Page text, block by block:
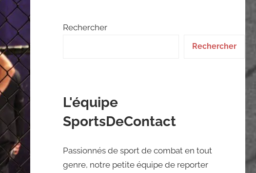
Rechercher
Rechercher
L'équipe
SportsDeContact
Passionnés de sport de combat en tout
genre, notre petite équipe de reporter